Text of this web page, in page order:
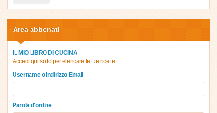
Area abbonati
IL MIO LIBRO DI CUCINA
Accedi qui sotto per elencare le tue ricette
Username o Indirizzo Email
Parola d'ordine